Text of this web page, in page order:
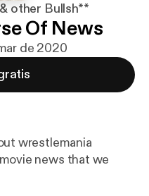
other Bullsh**
Of News
de 2020
wrestlemania
news that we